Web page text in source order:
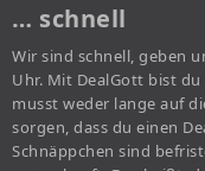
… schnell
Wir sind schnell, geben
Uhr. Mit DealGott bist
musst weder lange auf
sorgen, dass du einen
Schnäppchen sind